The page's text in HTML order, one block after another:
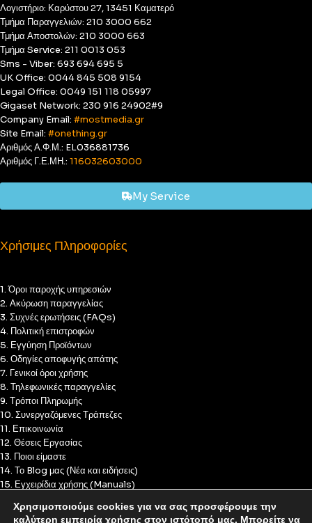
Λογιστήριο: Καρύστου 27, 13451 Καματερό
Τμήμα Παραγγελιών: 210 3000 662
Τμήμα Αποστολών: 210 3000 663
Τμήμα Service: 211 0013 053
Sms - Viber: 693 694 695 5
UK Office: 0044 845 508 9154
Legal Office: 0049 151 118 05997
Gigaset Network: 230 916 24902#9
Company Email: #mostmedia.gr
Site Email: #onething.gr
Αριθμός Α.Φ.Μ.: EL036881736
Αριθμός Γ.Ε.ΜΗ.: 116032603000
My Service
Χρήσιμες Πληροφορίες
1. Όροι παροχής υπηρεσιών
2. Ακύρωση παραγγελίας
3. Συχνές ερωτήσεις (FAQs)
4. Πολιτική επιστροφών
5. Εγγύηση Προϊόντων
6. Οδηγίες αποφυγής απάτης
7. Γενικοί όροι χρήσης
8. Τηλεφωνικές παραγγελίες
9. Τρόποι Πληρωμής
10. Συνεργαζόμενες Τράπεζες
11. Επικοινωνία
12. Θέσεις Εργασίας
13. Ποιοι είμαστε
14. Το Blog μας (Νέα και ειδήσεις)
15. Εγχειρίδια χρήσης (Manuals)
17. Πολιτική Cookies
Χρησιμοποιούμε cookies για να σας προσφέρουμε την
καλύτερη εμπειρία χρήσης στον ιστότοπό μας. Μπορείτε να